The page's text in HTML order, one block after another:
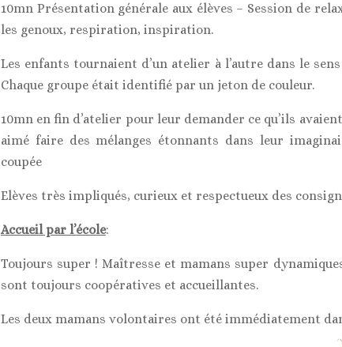
10mn Présentation générale aux élèves – Session de
les genoux, respiration, inspiration.
Les enfants tournaient d’un atelier à l’autre dans le
Chaque groupe était identifié par un jeton de couleur.
10mn en fin d’atelier pour leur demander ce qu’ils
aimé faire des mélanges étonnants dans leur
coupée
Elèves très impliqués, curieux et respectueux des
Accueil par l’école:
Toujours super ! Maîtresse et mamans super
sont toujours coopératives et accueillantes.
Les deux mamans volontaires ont été immédiatement